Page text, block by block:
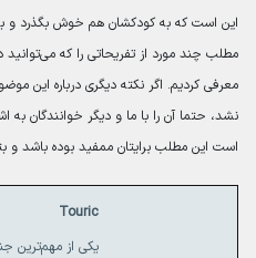
این است که به کودکشان هم خوش بگذرد و
مطلب چند مورد از تفریحاتی را که می‌توانید
معرفی کردیم. اگر نکته دیگری درباره این
نشد، حتما آن را با ما و دیگر خوانندگان به
است این مطلب برایتان ممفید بوده باشد و
Touric
یکی از مهم‌ترین